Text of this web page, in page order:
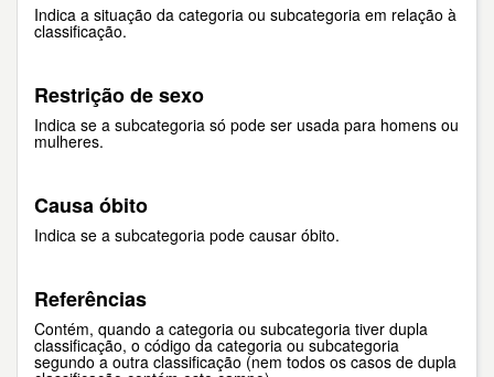
Indica a situação da categoria ou subcategoria em relação à
classificação.
Restrição de sexo
Indica se a subcategoria só pode ser usada para homens ou
mulheres.
Causa óbito
Indica se a subcategoria pode causar óbito.
Referências
Contém, quando a categoria ou subcategoria tiver dupla
classificação, o código da categoria ou subcategoria
segundo a outra classificação (nem todos os casos de dupla